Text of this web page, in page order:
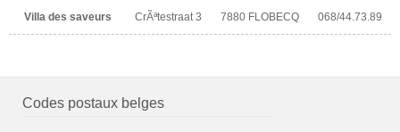
Villa des saveurs
CrÃªtestraat 3 7880 FLOBECQ 068/44.73.89
Codes postaux belges